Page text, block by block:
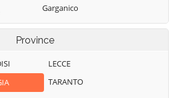
di
Garganico
San Paolo di
Civitate
Sant'Agata di
Puglia
Province
LECCE
TARANTO